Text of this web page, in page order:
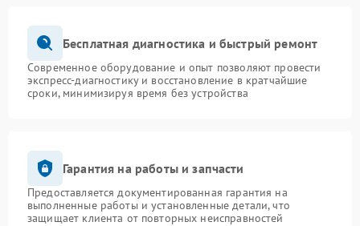
Бесплатная диагностика и быстрый ремонт
Современное оборудование и опыт позволяют провести
экспресс-диагностику и восстановление в кратчайшие
сроки, минимизируя время без устройства
Гарантия на работы и запчасти
Предоставляется документированная гарантия на
выполненные работы и установленные детали, что
защищает клиента от повторных неисправностей